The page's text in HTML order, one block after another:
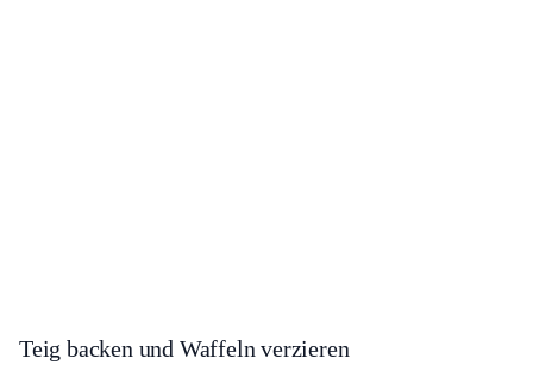
Teig backen und Waffeln verzieren